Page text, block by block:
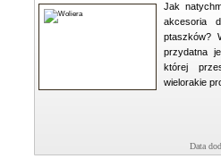
Jak
akcesoria
ptaszków?
przydatna
której
wielorakie
Data